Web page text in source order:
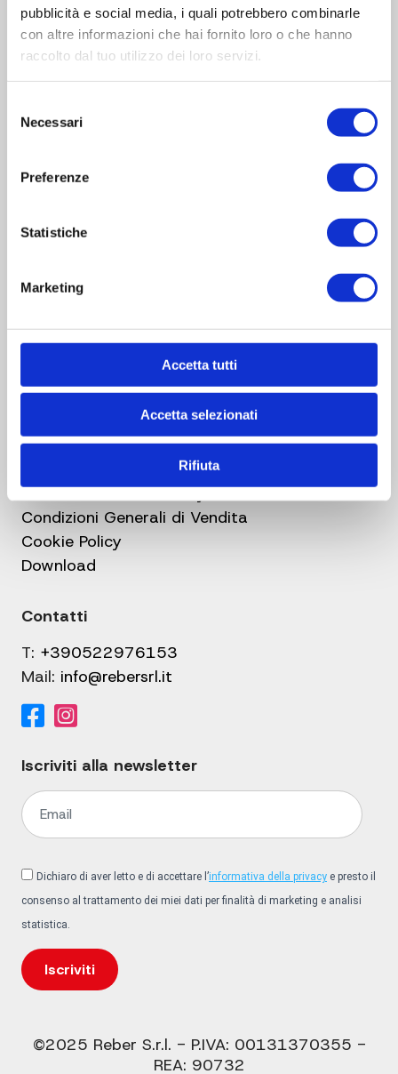
pubblicità e social media, i quali potrebbero combinarle
con altre informazioni che hai fornito loro o che hanno
raccolto dal tuo utilizzo dei loro servizi.
delNecessari
Preferenze
Statistiche
Marketing
Accetta tutti
Accetta selezionati
Rifiuta
Sede Operativa
Via Sanguine, 11
Via Valbrina, 11
(Reggio Emilia) Italia
Gruppo Reber
Centri assistenza
Blog
Informativa sulla Privacy
Condizioni Generali di Vendita
Cookie Policy
Download
Contatti
T: +390522976153
Mail: info@rebersrl.it
Iscriviti alla newsletter
Dichiaro di aver letto e di accettare l’informativa della privacy e presto il
consenso al trattamento dei miei dati per finalità di marketing e analisi
statistica.
Iscriviti
©2025 Reber S.r.l. - P.IVA: 00131370355 -
REA: 90732